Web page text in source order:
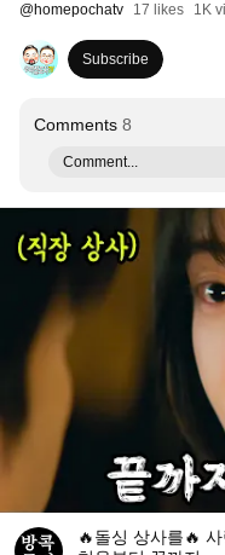
@homepochatv 17 likes 1K
Subscribe
Comments 8
Comment...
🔥돌싱 상사를🔥